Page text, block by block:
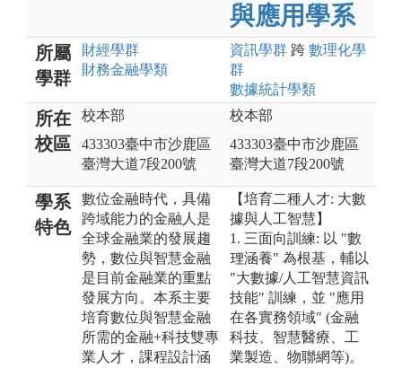
與應用學系
所屬
學群
財經學群
財務金融學類
資訊學群 跨 數理化學
群
數據統計學類
所在
校區
校本部
433303臺中市沙鹿區
臺灣大道7段200號
校本部
433303臺中市沙鹿區
臺灣大道7段200號
學系
特色
數位金融時代，具備
跨域能力的金融人是
全球金融業的發展趨
勢，數位與智慧金融
是目前金融業的重點
發展方向。本系主要
培育數位與智慧金融
所需的金融+科技雙專
業人才，課程設計涵
【培育二種人才: 大數
據與人工智慧】
1. 三面向訓練: 以 "數
理涵養" 為根基，輔以
"大數據/人工智慧資訊
技能" 訓練，並 "應用
在各實務領域" (金融
科技、智慧醫療、工
業製造、物聯網等)。